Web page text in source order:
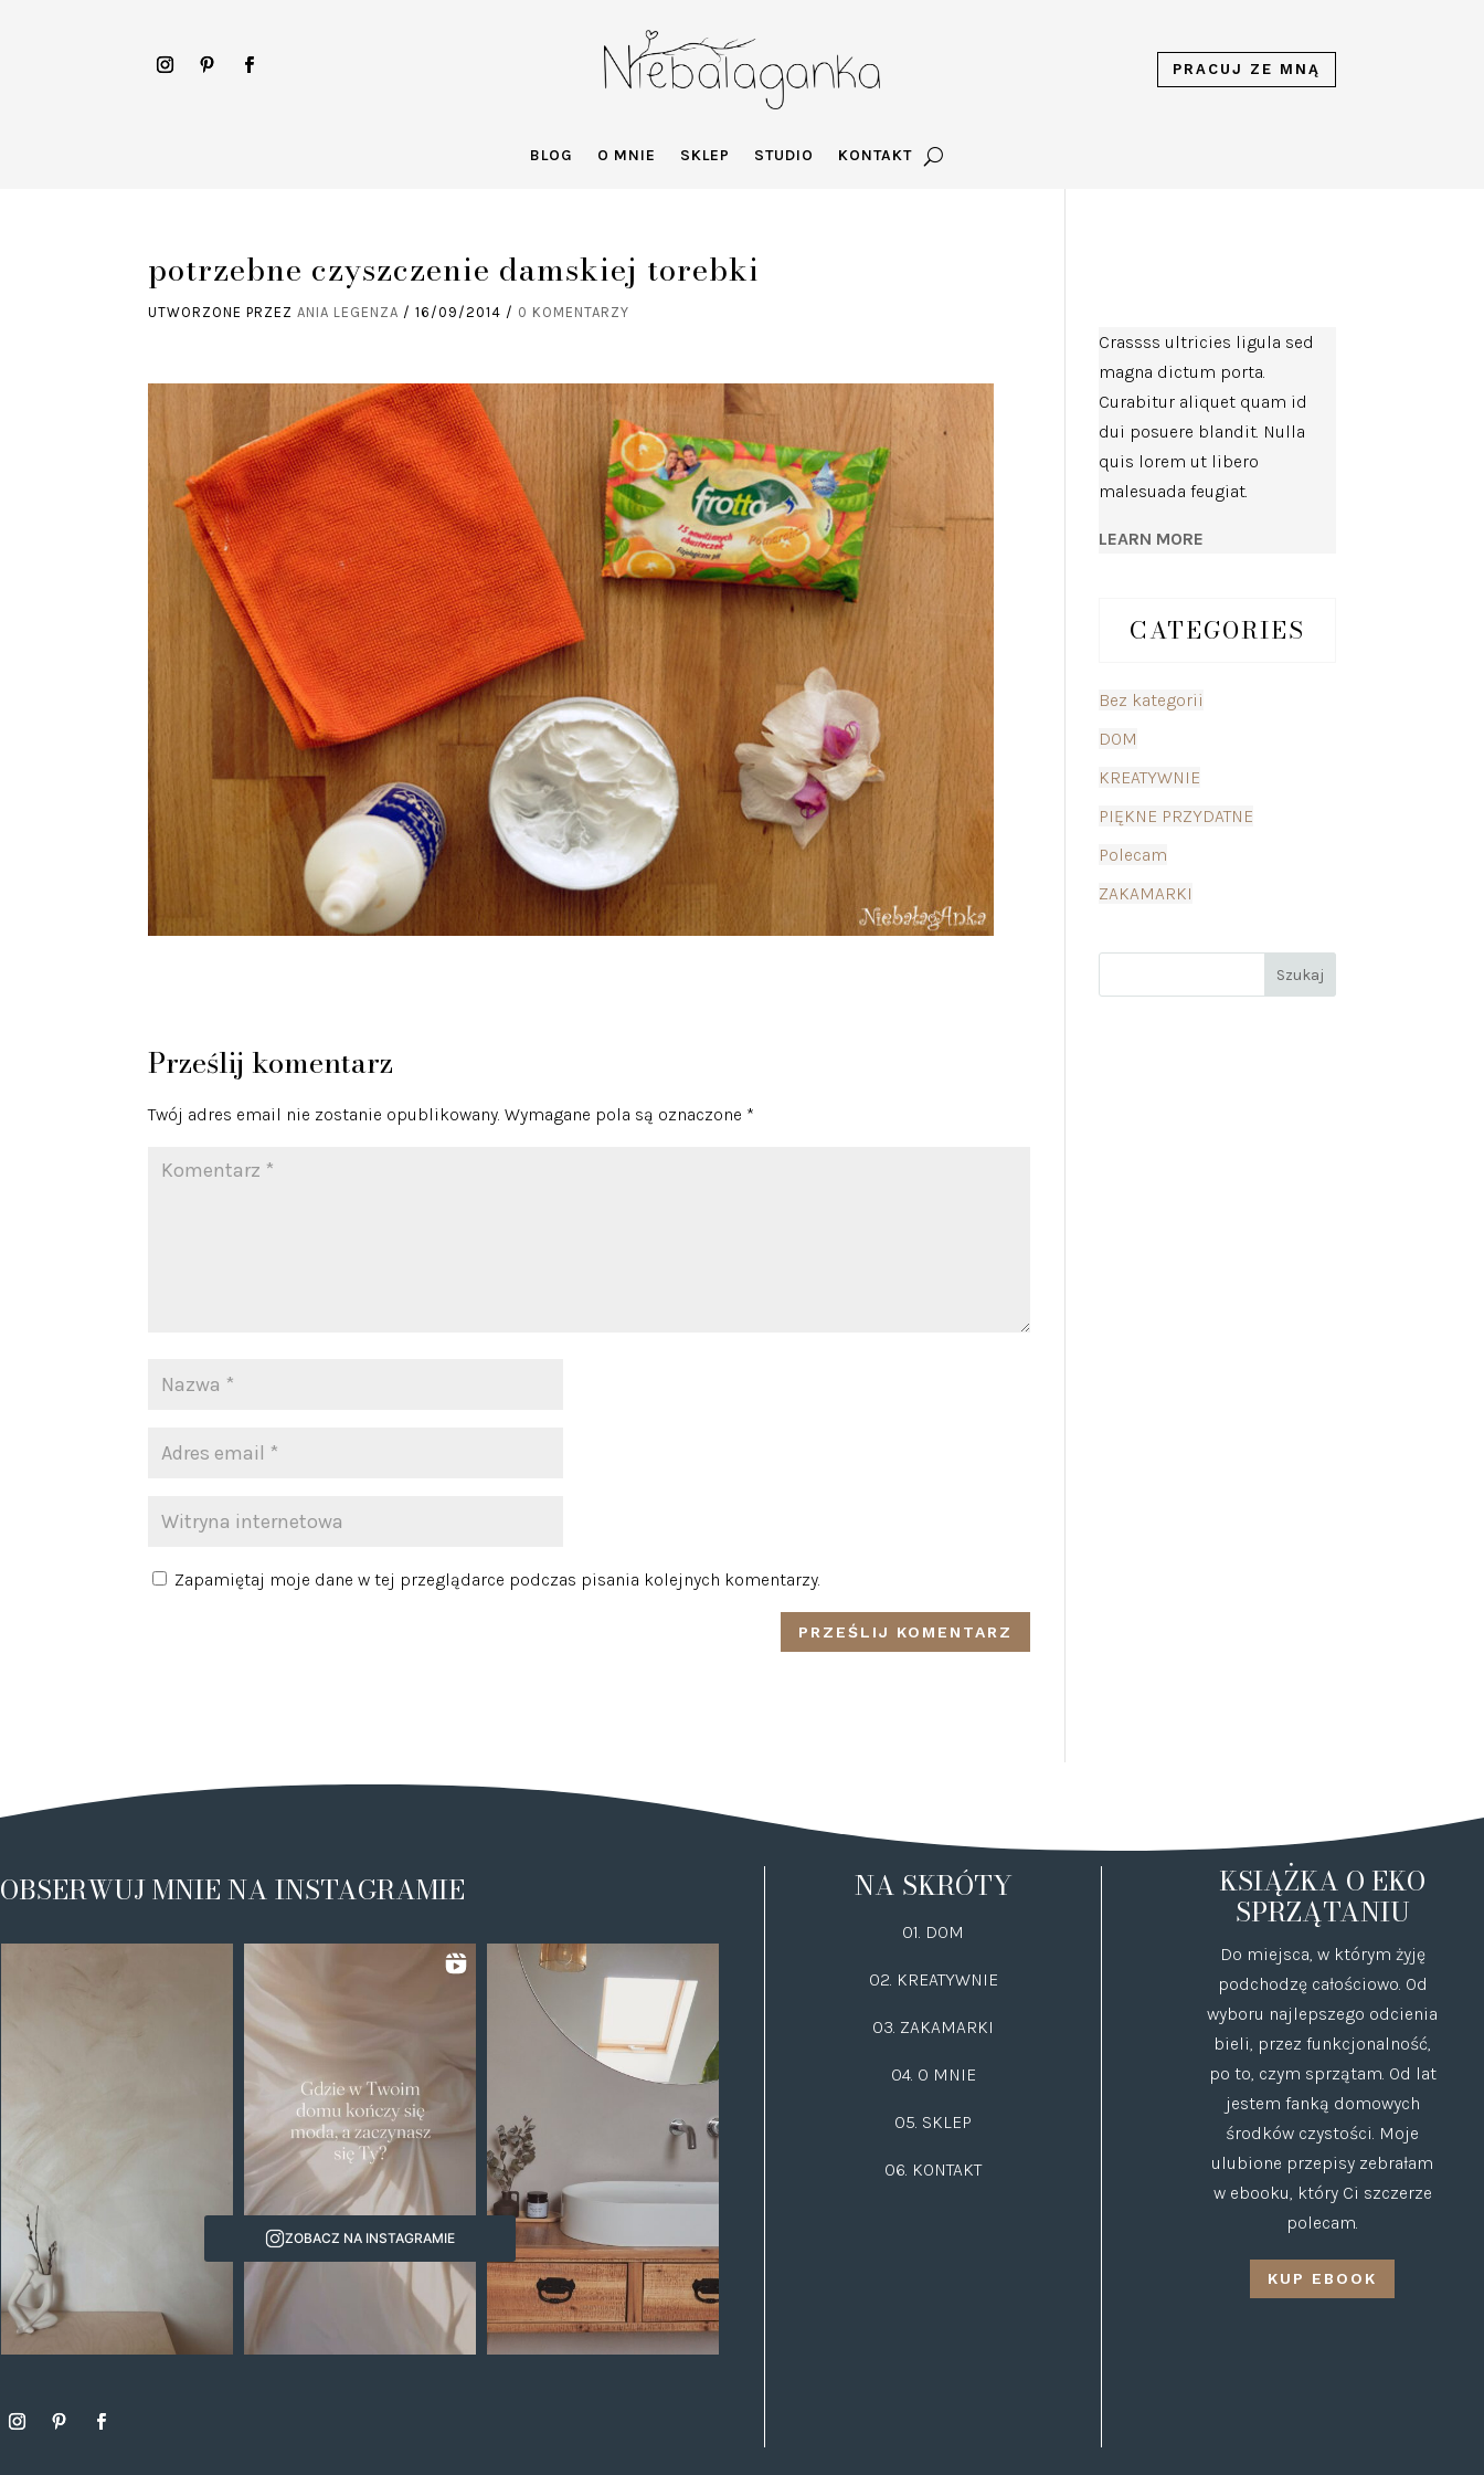
PRACUJ ZE MNĄ
BLOG O MNIE SKLEP STUDIO KONTAKT
potrzebne czyszczenie damskiej torebki
UTWORZONE PRZEZANIA LEGENZA /16/09/2014 / 0 KOMENTARZY
Prześlij komentarz
Twój adres email nie zostanie opublikowany. Wymagane pola są oznaczone *
Zapamiętaj moje dane w tej przeglądarce podczas pisania kolejnych komentarzy.
Crassss ultricies ligula sed
magna dictum porta.
Curabitur aliquet quam id
dui posuere blandit. Nulla
quis lorem ut libero
malesuada feugiat.
LEARN MORE
CATEGORIES
Bez kategorii
DOM
KREATYWNIE
PIĘKNE PRZYDATNE
Polecam
ZAKAMARKI
OBSERWUJ MNIE NA INSTAGRAMIE
ZOBACZ NA INSTAGRAMIE
NA SKRÓTY
01. DOM
02. KREATYWNIE
03. ZAKAMARKI
04. O MNIE
05. SKLEP
06. KONTAKT
KSIĄŻKA O EKO
SPRZĄTANIU
Do miejsca, w którym żyję
podchodzę całościowo. Od
wyboru najlepszego odcienia
bieli, przez funkcjonalność,
po to, czym sprzątam. Od lat
jestem fanką domowych
środków czystości. Moje
ulubione przepisy zebrałam
w ebooku, który Ci szczerze
polecam.
KUP EBOOK